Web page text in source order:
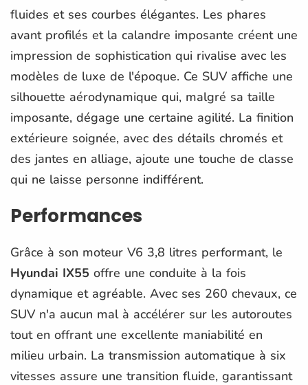
fluides et ses courbes élégantes. Les phares
avant profilés et la calandre imposante créent une
impression de sophistication qui rivalise avec les
modèles de luxe de l'époque. Ce SUV affiche une
silhouette aérodynamique qui, malgré sa taille
imposante, dégage une certaine agilité. La finition
extérieure soignée, avec des détails chromés et
des jantes en alliage, ajoute une touche de classe
qui ne laisse personne indifférent.
Performances
Grâce à son moteur V6 3,8 litres performant, le
Hyundai IX55 offre une conduite à la fois
dynamique et agréable. Avec ses 260 chevaux, ce
SUV n'a aucun mal à accélérer sur les autoroutes
tout en offrant une excellente maniabilité en
milieu urbain. La transmission automatique à six
vitesses assure une transition fluide, garantissant